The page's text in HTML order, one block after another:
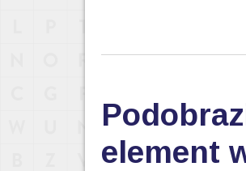
element